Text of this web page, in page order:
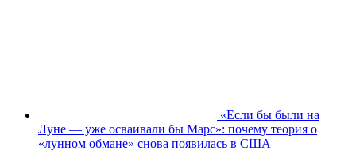
«Если бы были на
Луне — уже осваивали бы Марс»: почему теория о
«лунном обмане» снова появилась в США